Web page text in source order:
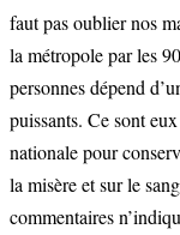
faut pas oublier nos
la métropole par les
personnes dépend
puissants. Ce sont
nationale pour
la misère et sur le
commentaires